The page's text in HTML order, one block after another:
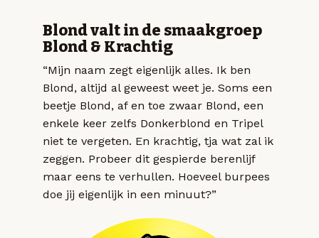
Blond valt in de smaakgroep
Blond & Krachtig
“Mijn naam zegt eigenlijk alles. Ik ben
Blond, altijd al geweest weet je. Soms een
beetje Blond, af en toe zwaar Blond, een
enkele keer zelfs Donkerblond en Tripel
niet te vergeten. En krachtig, tja wat zal ik
zeggen. Probeer dit gespierde berenlijf
maar eens te verhullen. Hoeveel burpees
doe jij eigenlijk in een minuut?”